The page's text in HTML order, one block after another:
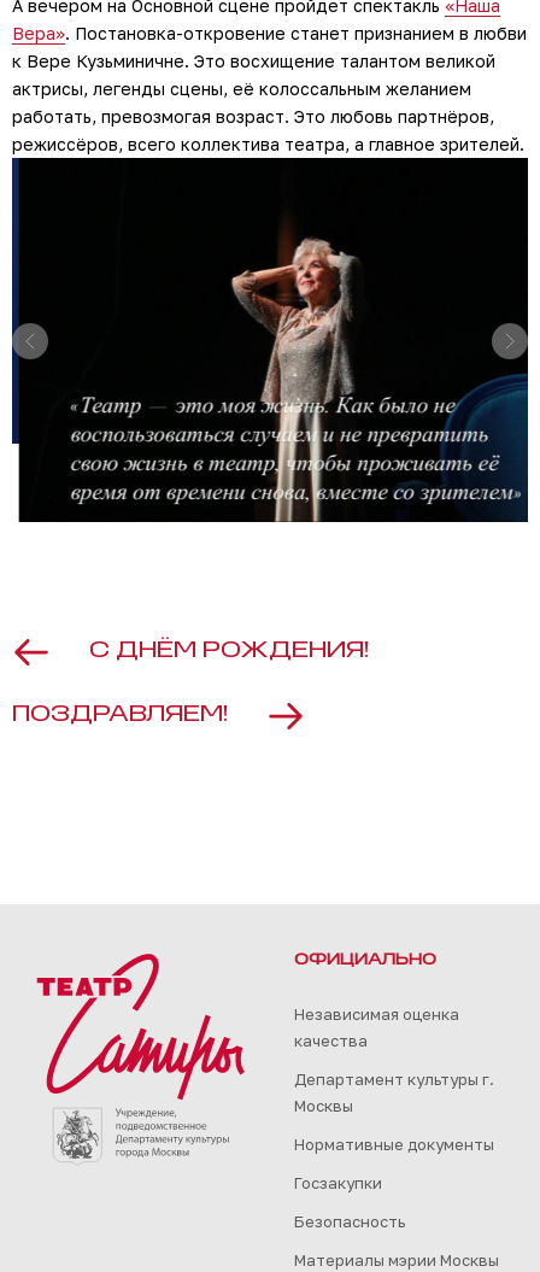
А вечером на Основной сцене пройдет спектакль «Наша
Вера». Постановка-откровение станет признанием в любви
к Вере Кузьминичне. Это восхищение талантом великой
актрисы, легенды сцены, её колоссальным желанием
работать, превозмогая возраст. Это любовь партнёров,
режиссёров, всего коллектива театра, а главное зрителей.
С ДНЁМ РОЖДЕНИЯ!
ПОЗДРАВЛЯЕМ!
ОФИЦИАЛЬНО
Независимая оценка
качества
Департамент культуры г.
Москвы
Нормативные документы
Госзакупки
Безопасность
Материалы мэрии Москвы